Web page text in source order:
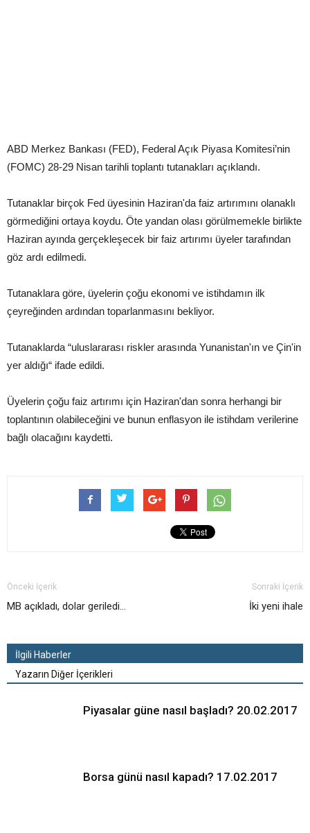
ABD Merkez Bankası (FED), Federal Açık Piyasa Komitesi’nin
(FOMC) 28-29 Nisan tarihli toplantı tutanakları açıklandı.
Tutanaklar birçok Fed üyesinin Haziran'da faiz artırımını olanaklı
görmediğini ortaya koydu. Öte yandan olası görülmemekle birlikte
Haziran ayında gerçekleşecek bir faiz artırımı üyeler tarafından
göz ardı edilmedi.
Tutanaklara göre, üyelerin çoğu ekonomi ve istihdamın ilk
çeyreğinden ardından toparlanmasını bekliyor.
Tutanaklarda “uluslararası riskler arasında Yunanistan'ın ve Çin'in
yer aldığı“ ifade edildi.
Üyelerin çoğu faiz artırımı için Haziran'dan sonra herhangi bir
toplantının olabileceğini ve bunun enflasyon ile istihdam verilerine
bağlı olacağını kaydetti.
Önceki İçerik
MB açıkladı, dolar geriledi…
Sonraki İçerik
İki yeni ihale
İlgili Haberler
Yazarın Diğer İçerikleri
Piyasalar güne nasıl başladı? 20.02.2017
Borsa günü nasıl kapadı? 17.02.2017